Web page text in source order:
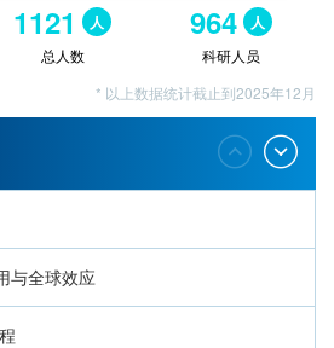
1121 人
总人数
964 人
科研人员
* 以上数据统计截止到2025年12月
与全球效应